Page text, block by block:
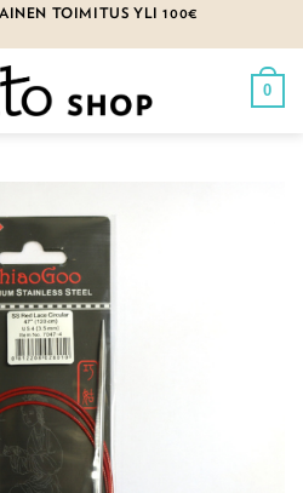
TOIMITUS YLI 100€
0